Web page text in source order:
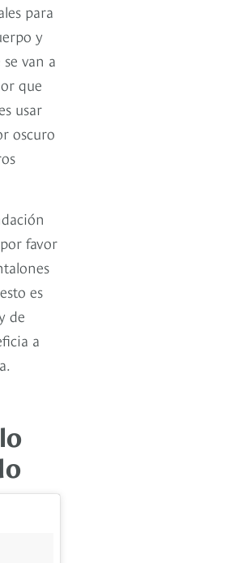
para
y
van a
que
usar
oscuro
favor
es
de
a